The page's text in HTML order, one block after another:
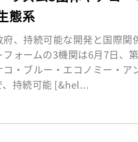
態系
、持続可能な開発と国際関
ォームの3機関は6月7日、
・ブルー・エコノミー・ア
、持続可能 [&hel...